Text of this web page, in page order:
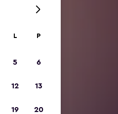
L P
5 6
12 13
19 20